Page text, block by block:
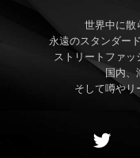
世界中に散
永遠のスタンダー
ストリートファッ
国内、
そして噂やリ